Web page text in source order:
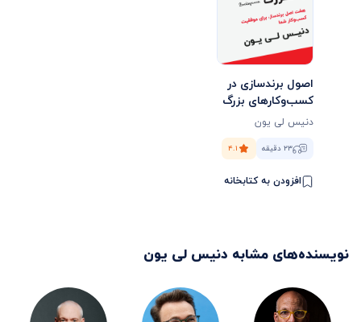
اصول برندسازی در
کسب‌وکارهای بزرگ
دنیس لی یون
۲۳ دقیقه ۴.۱
افزودن به کتابخانه
نویسنده‌های مشابه دنیس لی یون